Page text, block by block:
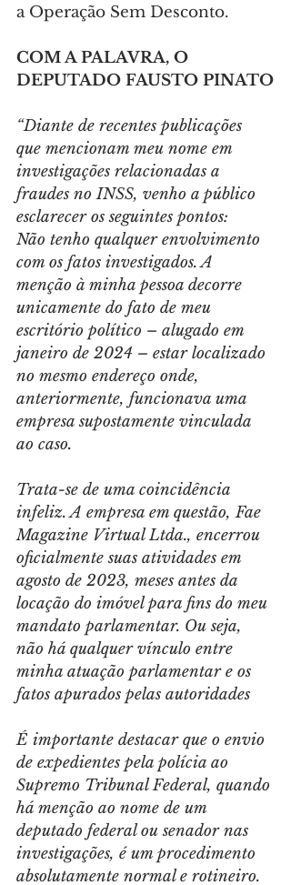
a Operação Sem Desconto.
COM A PALAVRA, O
DEPUTADO FAUSTO PINATO
“Diante de recentes publicações
que mencionam meu nome em
investigações relacionadas a
fraudes no INSS, venho a público
esclarecer os seguintes pontos:
Não tenho qualquer envolvimento
com os fatos investigados. A
menção à minha pessoa decorre
unicamente do fato de meu
escritório político – alugado em
janeiro de 2024 – estar localizado
no mesmo endereço onde,
anteriormente, funcionava uma
empresa supostamente vinculada
ao caso.
Trata-se de uma coincidência
infeliz. A empresa em questão, Fae
Magazine Virtual Ltda., encerrou
oficialmente suas atividades em
agosto de 2023, meses antes da
locação do imóvel para fins do meu
mandato parlamentar. Ou seja,
não há qualquer vínculo entre
minha atuação parlamentar e os
fatos apurados pelas autoridades
É importante destacar que o envio
de expedientes pela polícia ao
Supremo Tribunal Federal, quando
há menção ao nome de um
deputado federal ou senador nas
investigações, é um procedimento
absolutamente normal e rotineiro.